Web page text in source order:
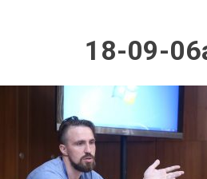
18-09-